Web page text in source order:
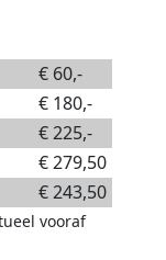
€ 60,-
€ 180,-
€ 225,-
€ 279,50
€ 243,50
vooraf